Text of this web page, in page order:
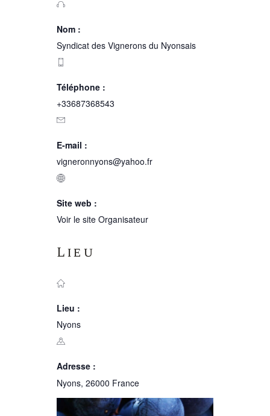
Lieu
Lieu :
Nyons
Adresse :
Nyons, 26000 France
Nom :
Syndicat des Vignerons du Nyonsais
Téléphone :
+33687368543
E-mail :
vigneronnyons@yahoo.fr
Site web :
Voir le site Organisateur